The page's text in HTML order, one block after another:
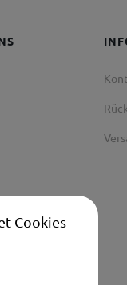
Cookies